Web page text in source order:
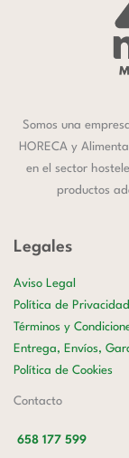
Somos una
HORECA y
en el sector
productos
Legales
Aviso Legal
Política de Privacidad
Términos y
Entrega, Envíos,
Política de Cookies
Contacto
658 177 599